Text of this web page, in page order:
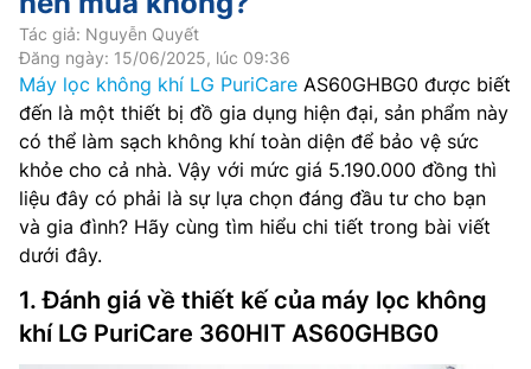
Tác giả: Nguyễn Quyết
Đăng ngày: 15/06/2025, lúc 09:36
Máy lọc không khí LG PuriCare AS60GHBG0 được biết
đến là một thiết bị đồ gia dụng hiện đại, sản phẩm này
có thể làm sạch không khí toàn diện để bảo vệ sức
khỏe cho cả nhà. Vậy với mức giá 5.190.000 đồng thì
liệu đây có phải là sự lựa chọn đáng đầu tư cho bạn
và gia đình? Hãy cùng tìm hiểu chi tiết trong bài viết
dưới đây.
1. Đánh giá về thiết kế của máy lọc không
khí LG PuriCare 360HIT AS60GHBG0